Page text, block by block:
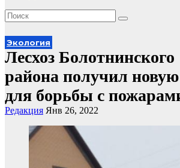
Экология
Лесхоз Болотнинского
района получил
для борьбы с
Редакция Янв 26, 2022